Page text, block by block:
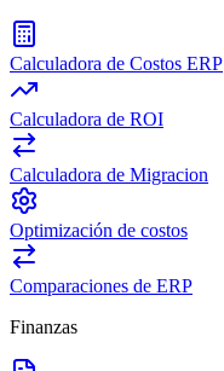
Calculadora de Costos ERP
Calculadora de ROI
Calculadora de Migracion
Optimización de costos
Comparaciones de ERP
Finanzas